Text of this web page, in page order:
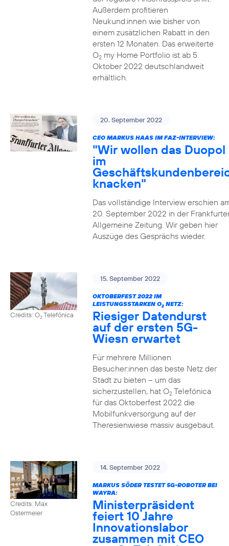
Außerdem profitieren
Neukund:innen wie bisher von
einem zusätzlichen Rabatt in den
ersten 12 Monaten. Das erweiterte
O2my Home Portfolio ist ab 5.
Oktober 2022 deutschlandweit
erhältlich.
20. September 2022
CEO MARKUS HAAS IM FAZ-INTERVIEW:
"Wir wollen das Duopol
im
knacken"
Das vollständige Interview erschien
20. September 2022 in der
Allgemeine Zeitung. Wir geben hier
Auszüge des Gesprächs wieder.
Credits: O2Telefónica
15. September 2022
OKTOBERFEST 2022 IM
LEISTUNGSSTARKEN O2NETZ:
Riesiger Datendurst
auf der ersten 5G-
Wiesn erwartet
Für mehrere Millionen
Besucher:innen das beste Netz der
Stadt zu bieten – um das
sicherzustellen, hat O2Telefónica
für das Oktoberfest 2022 die
Mobilfunkversorgung auf der
Theresienwiese massiv ausgebaut.
Credits: Max
Ostermeier
14. September 2022
MARKUS SÖDER TESTET 5G-ROBOTER BEI
WAYRA:
Ministerpräsident
feiert 10 Jahre
Innovationslabor
zusammen mit CEO